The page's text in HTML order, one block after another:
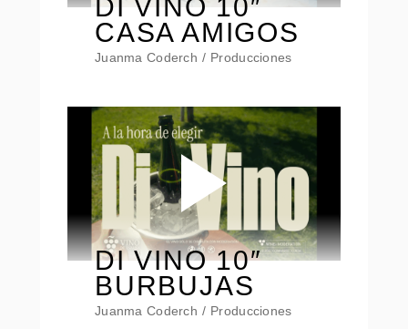
DI VINO 10″
CASA AMIGOS
Juanma Coderch Producciones
DI VINO 10″
BURBUJAS
Juanma Coderch Producciones